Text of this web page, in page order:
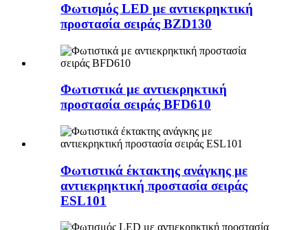
Φωτισμός LED με αντιεκρηκτική
προστασία σειράς BZD130
Φωτιστικά με αντιεκρηκτική
προστασία σειράς BFD610
Φωτιστικά έκτακτης ανάγκης με
αντιεκρηκτική προστασία σειράς
ESL101